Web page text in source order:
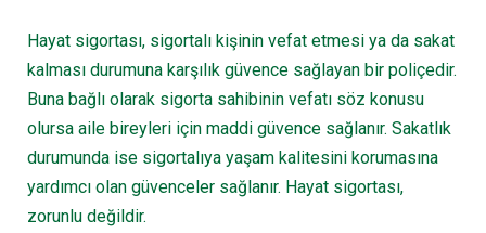
Hayat sigortası, sigortalı kişinin vefat etmesi ya da sakat
kalması durumuna karşılık güvence sağlayan bir poliçedir.
Buna bağlı olarak sigorta sahibinin vefatı söz konusu
olursa aile bireyleri için maddi güvence sağlanır. Sakatlık
durumunda ise sigortalıya yaşam kalitesini korumasına
yardımcı olan güvenceler sağlanır. Hayat sigortası,
zorunlu değildir.